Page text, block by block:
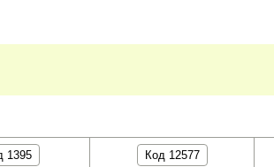
1395 Код 12577